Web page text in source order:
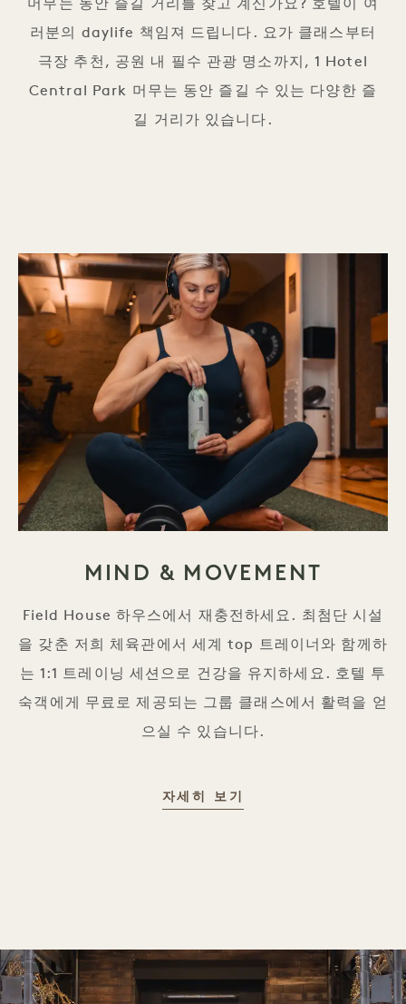
머무는 동안 즐길 거리를 찾고 계신가요? 호텔이 여
러분의 daylife 책임져 드립니다. 요가 클래스부터
극장 추천, 공원 내 필수 관광 명소까지, 1 Hotel
Central Park 머무는 동안 즐길 수 있는 다양한 즐
길 거리가 있습니다.
MIND & MOVEMENT
Field House 하우스에서 재충전하세요. 최첨단 시설
을 갖춘 저희 체육관에서 세계 top 트레이너와 함께하
는 1:1 트레이닝 세션으로 건강을 유지하세요. 호텔 투
숙객에게 무료로 제공되는 그룹 클래스에서 활력을 얻
으실 수 있습니다.
자세히 보기